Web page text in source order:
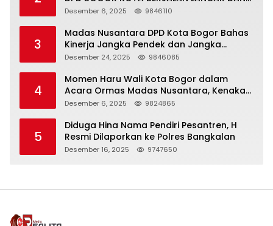
KHIDMAT
Desember 6, 2025 9846110
3
Madas Nusantara DPD Kota Bogor Bahas
Kinerja Jangka Pendek dan Jangka
Panjang
Desember 24, 2025 9846085
4
Momen Haru Wali Kota Bogor dalam
Acara Ormas Madas Nusantara, Kenakan
Peci Hitam Tinggi sebagai Simbol
Desember 6, 2025 9824865
5
Diduga Hina Nama Pendiri Pesantren, H
Resmi Dilaporkan ke Polres Bangkalan
Desember 16, 2025 9747650